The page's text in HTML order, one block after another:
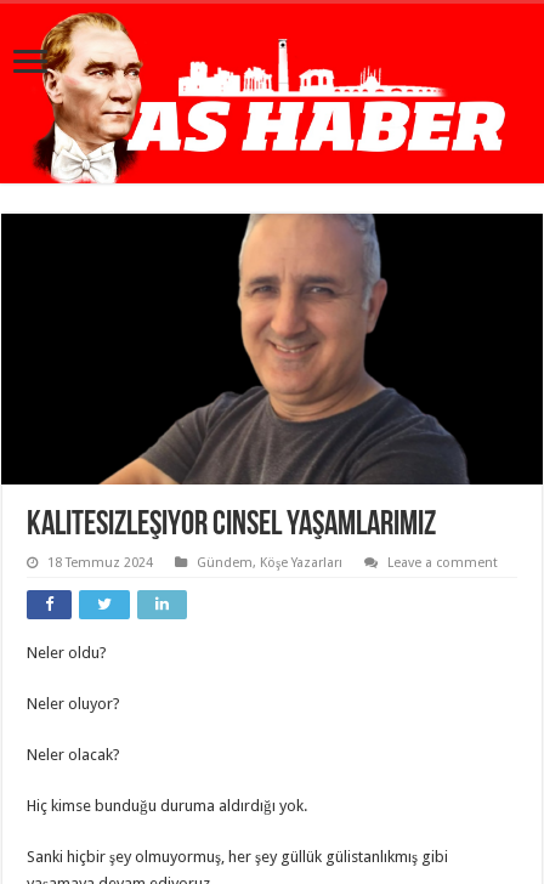
Kalitesizleşiyor Cinsel Yaşamlarımız
18 Temmuz 2024 Gündem, Köşe Yazarları Leave a comment
Neler oldu?
Neler oluyor?
Neler olacak?
Hiç kimse bunduğu duruma aldırdığı yok.
Sanki hiçbir şey olmuyormuş, her şey güllük gülistanlıkmış gibi